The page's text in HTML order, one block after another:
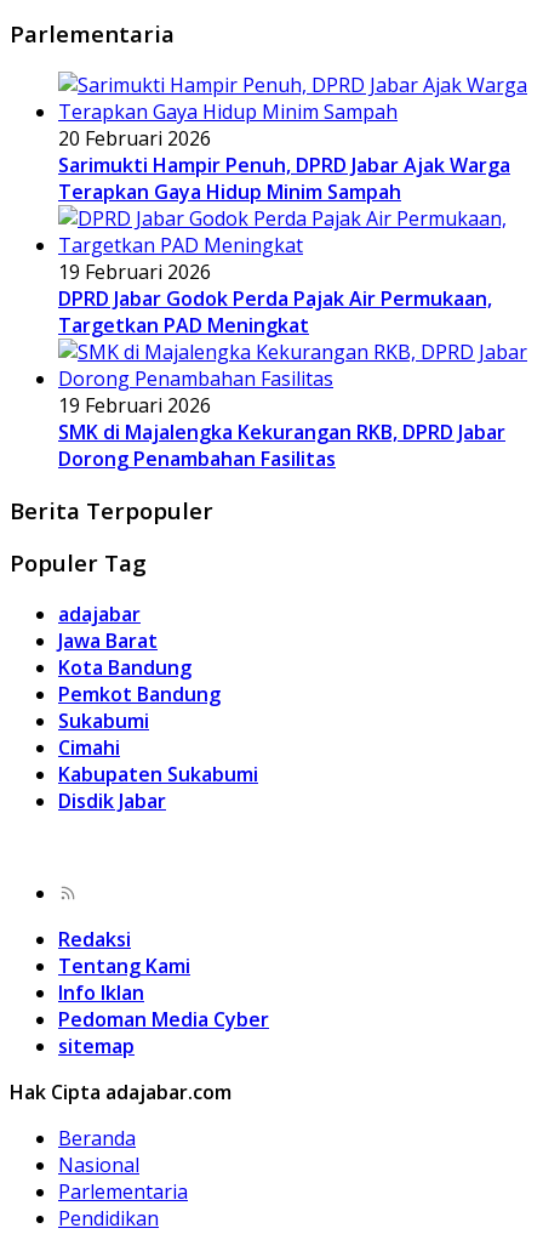
Parlementaria
20 Februari 2026
Sarimukti Hampir Penuh, DPRD Jabar Ajak Warga
Terapkan Gaya Hidup Minim Sampah
19 Februari 2026
DPRD Jabar Godok Perda Pajak Air Permukaan,
Targetkan PAD Meningkat
19 Februari 2026
SMK di Majalengka Kekurangan RKB, DPRD Jabar
Dorong Penambahan Fasilitas
Berita Terpopuler
Populer Tag
adajabar
Jawa Barat
Kota Bandung
Pemkot Bandung
Sukabumi
Cimahi
Kabupaten Sukabumi
Disdik Jabar
Redaksi
Tentang Kami
Info Iklan
Pedoman Media Cyber